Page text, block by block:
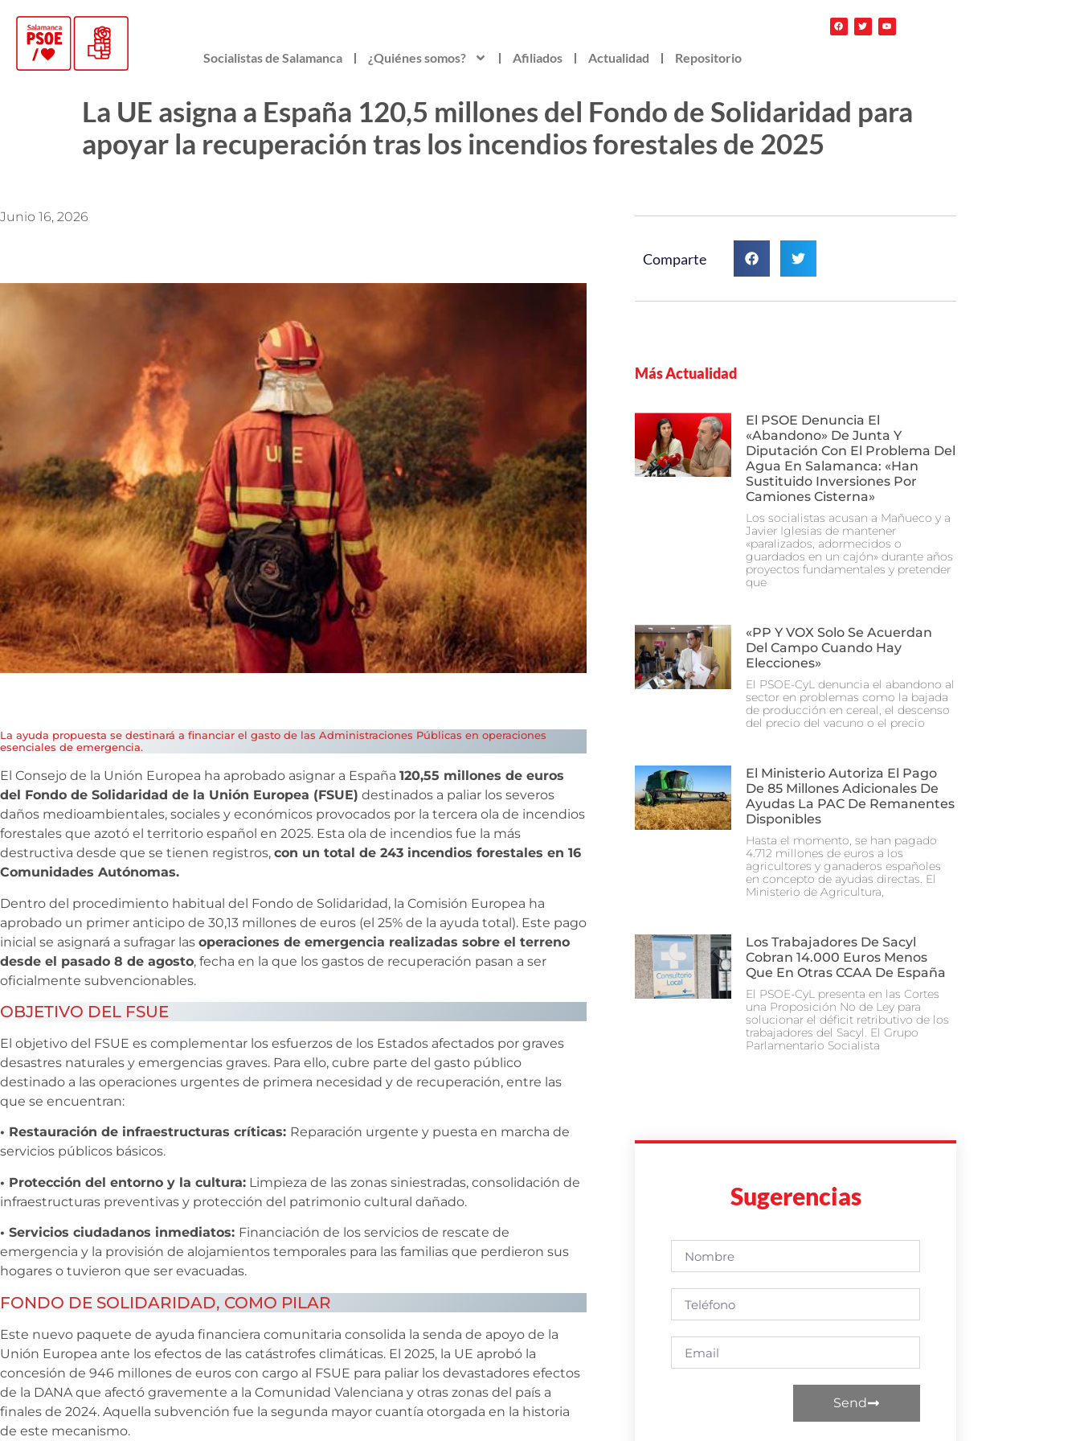
Socialistas de Salamanca ¿Quiénes somos? Afiliados Actualidad Repositorio
La UE asigna a España 120,5 millones del Fondo de Solidaridad para
apoyar la recuperación tras los incendios forestales de 2025
Junio 16, 2026
La ayuda propuesta se destinará a financiar el gasto de las Administraciones Públicas en operaciones
esenciales de emergencia.
El Consejo de la Unión Europea ha aprobado asignar a España 120,55 millones de euros
del Fondo de Solidaridad de la Unión Europea (FSUE) destinados a paliar los severos
daños medioambientales, sociales y económicos provocados por la tercera ola de incendios
forestales que azotó el territorio español en 2025. Esta ola de incendios fue la más
destructiva desde que se tienen registros, con un total de 243 incendios forestales en 16
Comunidades Autónomas.
Dentro del procedimiento habitual del Fondo de Solidaridad, la Comisión Europea ha
aprobado un primer anticipo de 30,13 millones de euros (el 25% de la ayuda total). Este pago
inicial se asignará a sufragar las operaciones de emergencia realizadas sobre el terreno
desde el pasado 8 de agosto, fecha en la que los gastos de recuperación pasan a ser
oficialmente subvencionables.
OBJETIVO DEL FSUE
El objetivo del FSUE es complementar los esfuerzos de los Estados afectados por graves
desastres naturales y emergencias graves. Para ello, cubre parte del gasto público
destinado a las operaciones urgentes de primera necesidad y de recuperación, entre las
que se encuentran:
• Restauración de infraestructuras críticas: Reparación urgente y puesta en marcha de
servicios públicos básicos.
• Protección del entorno y la cultura: Limpieza de las zonas siniestradas, consolidación de
infraestructuras preventivas y protección del patrimonio cultural dañado.
• Servicios ciudadanos inmediatos: Financiación de los servicios de rescate de
emergencia y la provisión de alojamientos temporales para las familias que perdieron sus
hogares o tuvieron que ser evacuadas.
FONDO DE SOLIDARIDAD, COMO PILAR
Este nuevo paquete de ayuda financiera comunitaria consolida la senda de apoyo de la
Unión Europea ante los efectos de las catástrofes climáticas. El 2025, la UE aprobó la
concesión de 946 millones de euros con cargo al FSUE para paliar los devastadores efectos
de la DANA que afectó gravemente a la Comunidad Valenciana y otras zonas del país a
finales de 2024. Aquella subvención fue la segunda mayor cuantía otorgada en la historia
de este mecanismo.
Comparte
Más Actualidad
El PSOE Denuncia El
«abandono» De Junta Y
Diputación Con El Problema Del
Agua En Salamanca: «Han
Sustituido Inversiones Por
Camiones Cisterna»
Los socialistas acusan a Mañueco y a
Javier Iglesias de mantener
«paralizados, adormecidos o
guardados en un cajón» durante años
proyectos fundamentales y pretender
que
«PP Y VOX Solo Se Acuerdan
Del Campo Cuando Hay
Elecciones»
El PSOE-CyL denuncia el abandono al
sector en problemas como la bajada
de producción en cereal, el descenso
del precio del vacuno o el precio
El Ministerio Autoriza El Pago
De 85 Millones Adicionales De
Ayudas La PAC De Remanentes
Disponibles
Hasta el momento, se han pagado
4.712 millones de euros a los
agricultores y ganaderos españoles
en concepto de ayudas directas. El
Ministerio de Agricultura,
Los Trabajadores De Sacyl
Cobran 14.000 Euros Menos
Que En Otras CCAA De España
El PSOE-CyL presenta en las Cortes
una Proposición No de Ley para
solucionar el déficit retributivo de los
trabajadores del Sacyl. El Grupo
Parlamentario Socialista
Sugerencias
Send